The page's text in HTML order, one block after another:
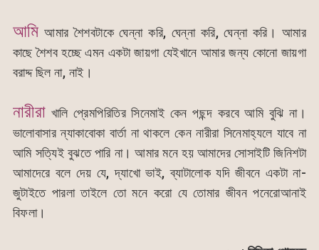
আমি আমার শৈশবটাকে ঘেন্না করি, ঘেন্না করি, ঘেন্না করি। আমার
কাছে শৈশব হচ্ছে এমন একটা জায়গা যেইখানে আমার জন্য কোনো জায়গা
বরাদ্দ ছিল না, নাই।
নারীরা খালি প্রেমপিরিতির সিনেমাই কেন পছন্দ করবে আমি বুঝি না।
ভালোবাসার ন্যাকাবোকা বার্তা না থাকলে কেন নারীরা সিনেমাহ্যলে যাবে না
আমি সত্যিই বুঝতে পারি না। আমার মনে হয় আমাদের সোসাইটি জিনিশটা
আমাদেরে বলে দেয় যে, দ্যাখো ভাই, ব্যাটালোক যদি জীবনে একটা না-
জুটাইতে পারলা তাইলে তো মনে করো যে তোমার জীবন পনেরোআনাই
বিফলা।